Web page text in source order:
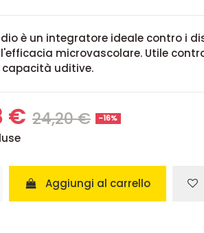
è un integratore ideale contro i
microvascolare. Utile
uditive.
€ 24,20 € -16%
Aggiungi al carrello